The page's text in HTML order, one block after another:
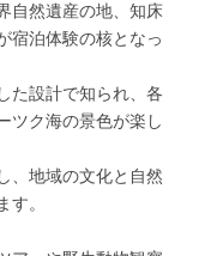
自然遺産の地、知床
宿泊体験の核となっ
た設計で知られ、各
ツク海の景色が楽し
、地域の文化と自然
す。